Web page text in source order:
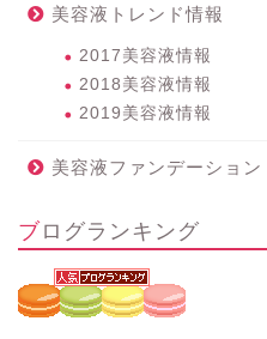
美容液トレンド情報
2017美容液情報
2018美容液情報
2019美容液情報
美容液ファンデーション
ブログランキング